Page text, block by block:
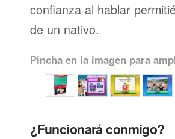
confianza al hablar
de un nativo.
Pincha en la imagen para
¿Funcionará conmigo?